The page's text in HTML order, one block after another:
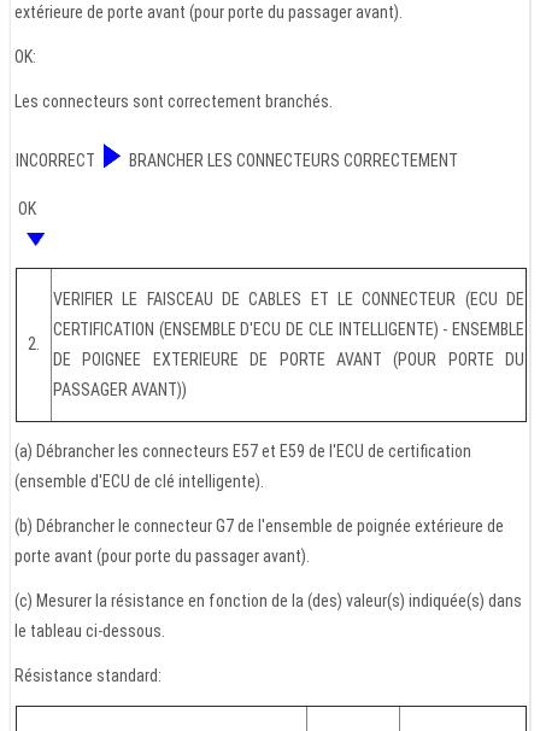
extérieure de porte avant (pour porte du passager avant).
OK:
Les connecteurs sont correctement branchés.
INCORRECT BRANCHER LES CONNECTEURS CORRECTEMENT
OK
2.
VERIFIER LE FAISCEAU DE CABLES ET LE CONNECTEUR (ECU DE
CERTIFICATION (ENSEMBLE D'ECU DE CLE INTELLIGENTE) - ENSEMBLE
DE POIGNEE EXTERIEURE DE PORTE AVANT (POUR PORTE DU
PASSAGER AVANT))
(a) Débrancher les connecteurs E57 et E59 de l'ECU de certification
(ensemble d'ECU de clé intelligente).
(b) Débrancher le connecteur G7 de l'ensemble de poignée extérieure de
porte avant (pour porte du passager avant).
(c) Mesurer la résistance en fonction de la (des) valeur(s) indiquée(s) dans
le tableau ci-dessous.
Résistance standard: